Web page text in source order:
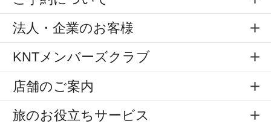
法人・企業のお客様
KNTメンバーズクラブ
店舗のご案内
旅のお役立ちサービス